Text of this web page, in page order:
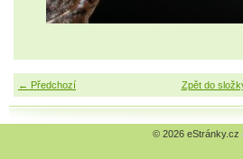
← Předchozí Zpět do
© 2026 eStránky.cz